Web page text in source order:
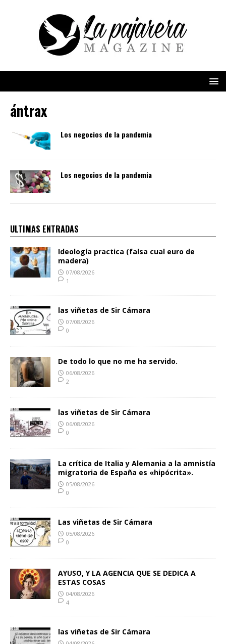
ántrax
Los negocios de la pandemia
Los negocios de la pandemia
ULTIMAS ENTRADAS
Ideología practica (falsa cual euro de
madera)
07/08/2026
1
las viñetas de Sir Cámara
07/08/2026
0
De todo lo que no me ha servido.
06/08/2026
2
las viñetas de Sir Cámara
06/08/2026
0
La crítica de Italia y Alemania a la amnistía
migratoria de España es «hipócrita».
05/08/2026
0
Las viñetas de Sir Cámara
05/08/2026
0
AYUSO, Y LA AGENCIA QUE SE DEDICA A
ESTAS COSAS
04/08/2026
4
las viñetas de Sir Cámara